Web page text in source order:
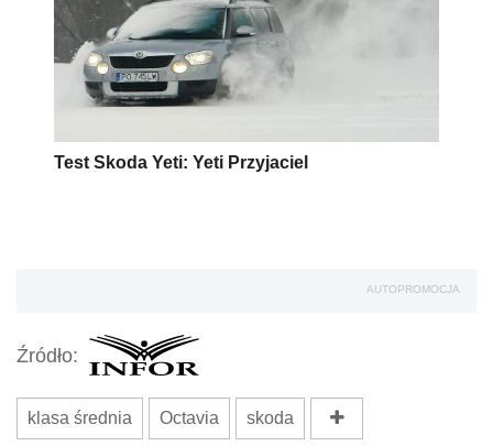
Test Skoda Yeti: Yeti Przyjaciel
AUTOPROMOCJA
Źródło:
klasa średnia Octavia skoda